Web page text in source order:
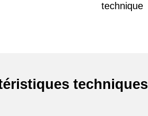
technique
techniques